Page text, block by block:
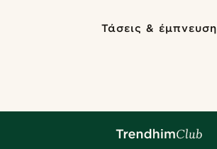
Τάσεις & έμπνευση